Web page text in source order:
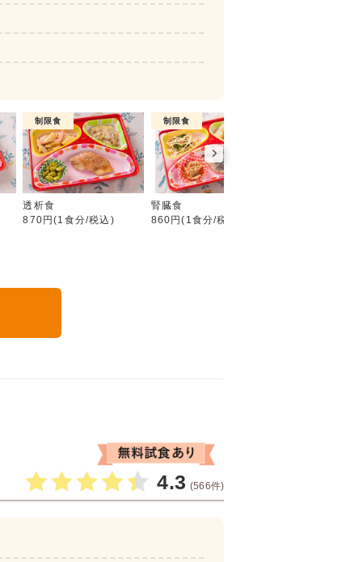
カロリー調整食
制限食
透析食
870円(1食分/税込)
制限食
腎臓食
860円(1食分/税込)
4.3 (566件)